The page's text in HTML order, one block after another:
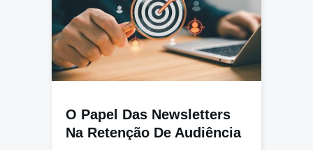
O Papel Das Newsletters
Na Retenção De Audiência